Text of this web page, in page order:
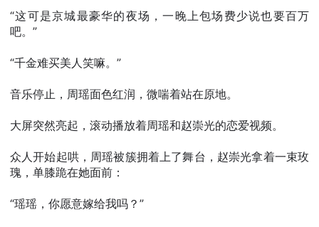
“这可是京城最豪华的夜场，一晚上包场费少说也要百万
吧。”
“千金难买美人笑嘛。”
音乐停止，周瑶面色红润，微喘着站在原地。
大屏突然亮起，滚动播放着周瑶和赵崇光的恋爱视频。
众人开始起哄，周瑶被簇拥着上了舞台，赵崇光拿着一束玫
瑰，单膝跪在她面前：
“瑶瑶，你愿意嫁给我吗？”